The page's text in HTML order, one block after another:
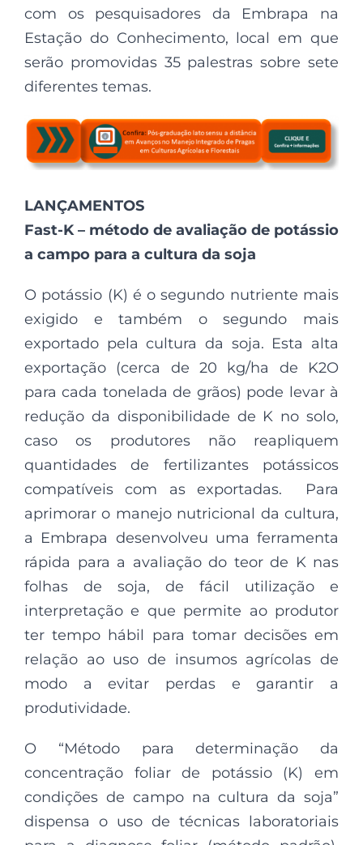
com os pesquisadores da Embrapa na
Estação do Conhecimento, local em que
serão promovidas 35 palestras sobre sete
diferentes temas.
LANÇAMENTOS
Fast-K – método de avaliação de potássio
a campo para a cultura da soja
O potássio (K) é o segundo nutriente mais
exigido e também o segundo mais
exportado pela cultura da soja. Esta alta
exportação (cerca de 20 kg/ha de K2O
para cada tonelada de grãos) pode levar à
redução da disponibilidade de K no solo,
caso os produtores não reapliquem
quantidades de fertilizantes potássicos
compatíveis com as exportadas. Para
aprimorar o manejo nutricional da cultura,
a Embrapa desenvolveu uma ferramenta
rápida para a avaliação do teor de K nas
folhas de soja, de fácil utilização e
interpretação e que permite ao produtor
ter tempo hábil para tomar decisões em
relação ao uso de insumos agrícolas de
modo a evitar perdas e garantir a
produtividade.
O “Método para determinação da
concentração foliar de potássio (K) em
condições de campo na cultura da soja”
dispensa o uso de técnicas laboratoriais